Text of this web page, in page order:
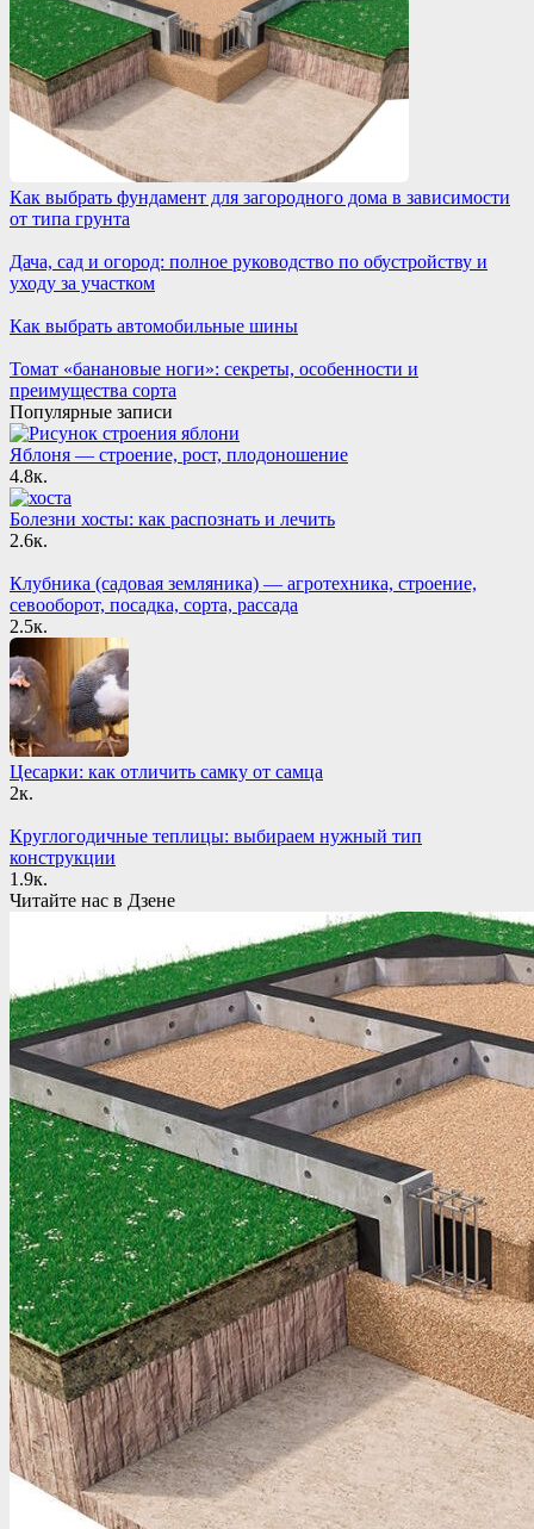
Как выбрать фундамент для загородного дома в зависимости
от типа грунта
Дача, сад и огород: полное руководство по обустройству и
уходу за участком
Как выбрать автомобильные шины
Томат «банановые ноги»: секреты, особенности и
преимущества сорта
Популярные записи
Яблоня — строение, рост, плодоношение
4.8к.
Болезни хосты: как распознать и лечить
2.6к.
Клубника (садовая земляника) — агротехника, строение,
севооборот, посадка, сорта, рассада
2.5к.
Цесарки: как отличить самку от самца
2к.
Круглогодичные теплицы: выбираем нужный тип
конструкции
1.9к.
Читайте нас в Дзене